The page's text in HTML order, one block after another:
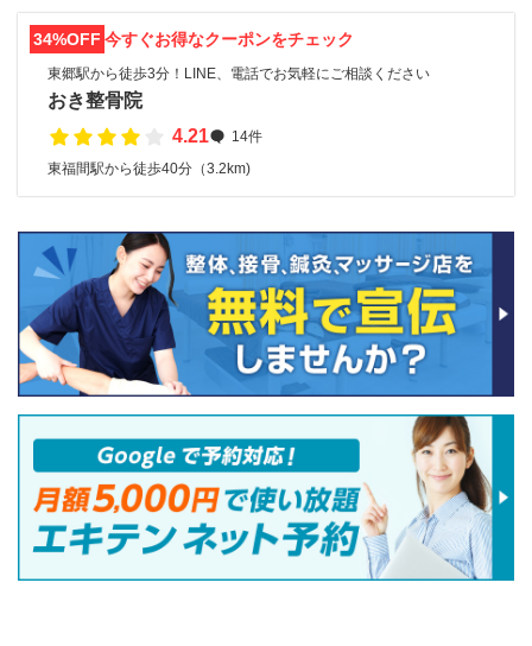
34%OFF 今すぐお得なクーポンをチェック
東郷駅から徒歩3分！LINE、電話でお気軽にご相談ください
おき整骨院
4.21
14件
東福間駅から徒歩40分（3.2km)